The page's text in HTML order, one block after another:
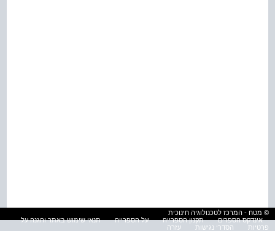
© מטח - המרכז לטכנולוגיה חינוכית
אינדקס הספרים
תקנון הספרייה על הספרייה
תנאי שימוש באתר והגנה על
פרטיות
הסדרי נגישות עזרה